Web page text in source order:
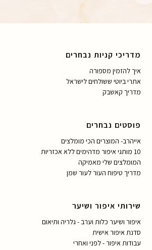
מדריכי קניות נבחרים
איך להזמין מספורה
אתרי ביוטי ששולחים לישראל
מדריך קאשבק
פוסטים נבחרים
אייהרב- המוצרים הכי מומלצים
10 מותגי איפור מדהימים ללא אכזריות
המומלצים שלי מאמיקה
מדריך טיפוח העור לעור שמן
שירותי איפור ושיער
איפור ושיער כלות וערב - גלריה ותיאום
סדנת איפור אישית
עבודות איפור - לפני ואחרי